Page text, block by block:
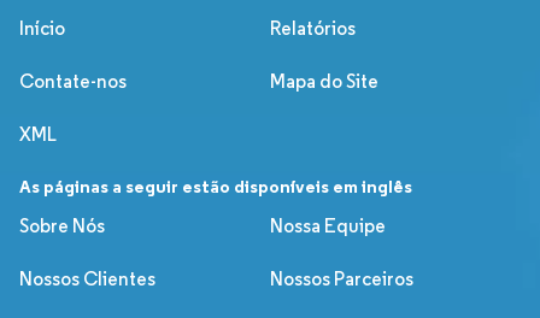
Início Relatórios
Contate-nos Mapa do Site
XML
As páginas a seguir estão disponíveis em inglês
Sobre Nós
Nossa Equipe
Nossos Clientes Nossos Parceiros